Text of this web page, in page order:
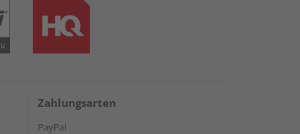
Zahlungsarten
PayPal